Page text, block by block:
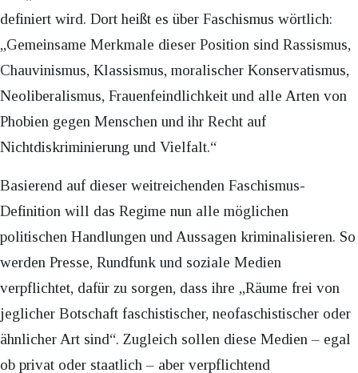
definiert wird. Dort heißt es über Faschismus wörtlich:
„Gemeinsame Merkmale dieser Position sind Rassismus,
Chauvinismus, Klassismus, moralischer Konservatismus,
Neoliberalismus, Frauenfeindlichkeit und alle Arten von
Phobien gegen Menschen und ihr Recht auf
Nichtdiskriminierung und Vielfalt.“
Basierend auf dieser weitreichenden Faschismus-
Definition will das Regime nun alle möglichen
politischen Handlungen und Aussagen kriminalisieren. So
werden Presse, Rundfunk und soziale Medien
verpflichtet, dafür zu sorgen, dass ihre „Räume frei von
jeglicher Botschaft faschistischer, neofaschistischer oder
ähnlicher Art sind“. Zugleich sollen diese Medien – egal
ob privat oder staatlich – aber verpflichtend